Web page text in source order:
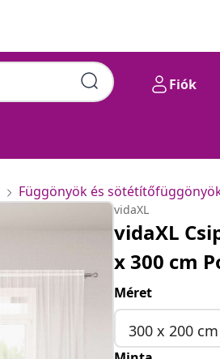
Fiók
Függönyök és
vidaXL
vidaXL
x 300 cm
Méret
300 x 200 cm